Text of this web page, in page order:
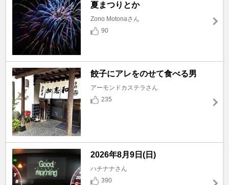
夏まつりとか
Zono Motonaさん
90
餃子にアレをのせて食べる男
アーモンドカステラさん
235
2026年8月9日(日)
ハチナナさん
390